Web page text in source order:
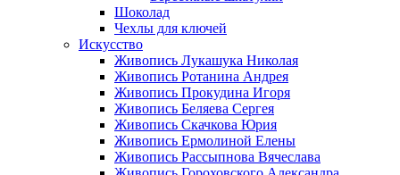
Шоколад
Чехлы для ключей
Искусство
Живопись Лукашука Николая
Живопись Ротанина Андрея
Живопись Прокудина Игоря
Живопись Беляева Сергея
Живопись Скачкова Юрия
Живопись Ермолиной Елены
Живопись Рассыпнова Вячеслава